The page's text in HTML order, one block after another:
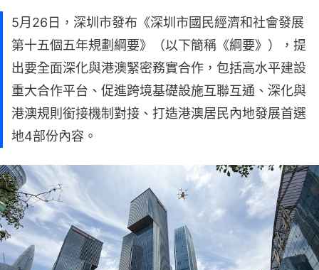
5月26日，深圳市發布《深圳市國民經濟和社會發展
第十五個五年規劃綱要》（以下簡稱《綱要》），提
出要全面深化與港澳緊密務實合作，包括高水平建設
重大合作平台、促進跨境基礎設施互聯互通、深化與
港澳規則銜接機制對接、打造港澳居民內地發展首選
地4部份內容。